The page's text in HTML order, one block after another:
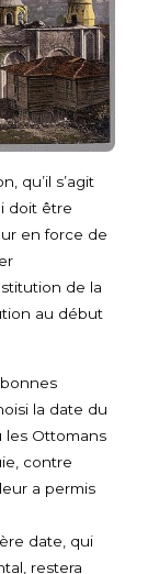
qu’il s’agit
doit être
en force de
de la
au début
la date du
les Ottomans
contre
a permis
date, qui
restera